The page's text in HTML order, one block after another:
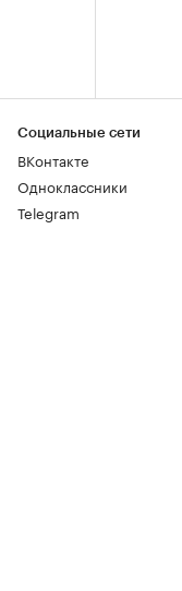
Социальные сети
ВКонтакте
Одноклассники
Telegram